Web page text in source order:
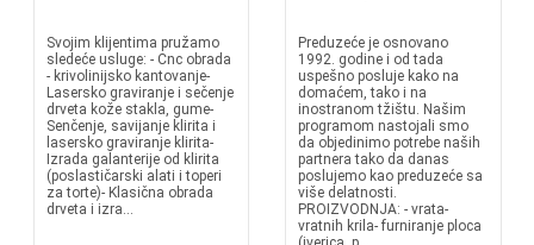
Svojim klijentima pružamo
sledeće usluge: - Cnc obrada
- krivolinijsko kantovanje-
Lasersko graviranje i sečenje
drveta kože stakla, gume-
Senčenje, savijanje klirita i
lasersko graviranje klirita-
Izrada galanterije od klirita
(poslastičarski alati i toperi
za torte)- Klasična obrada
drveta i izra...
Preduzeće je osnovano
1992. godine i od tada
uspešno posluje kako na
domaćem, tako i na
inostranom tžištu. Našim
programom nastojali smo
da objedinimo potrebe naših
partnera tako da danas
poslujemo kao preduzeće sa
više delatnosti.
PROIZVODNJA: - vrata-
vratnih krila- furniranje ploca